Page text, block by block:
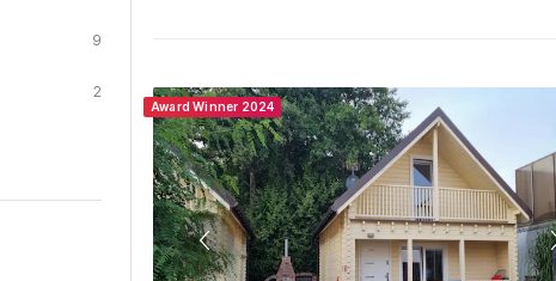
9
2
Award Winner 2024